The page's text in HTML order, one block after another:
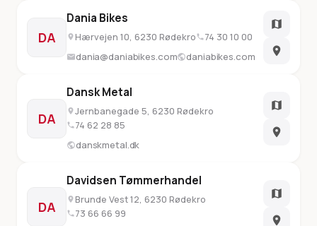
DA
Dania Bikes
Hærvejen 10, 6230 Rødekro
74 30 10 00
dania@daniabikes.com
daniabikes.com
DA
Dansk Metal
Jernbanegade 5, 6230 Rødekro
74 62 28 85
danskmetal.dk
DA
Davidsen Tømmerhandel
Brunde Vest 12, 6230 Rødekro
73 66 66 99